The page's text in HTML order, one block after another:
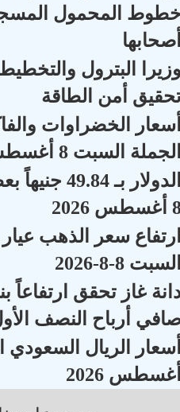
المحمول
البترول
أمن الطاقة
الخضراوات
السبت 8 أغسطس 2026
الدولار بـ
2026
8-8-2026
أرباح النصف الأول لـ
2026